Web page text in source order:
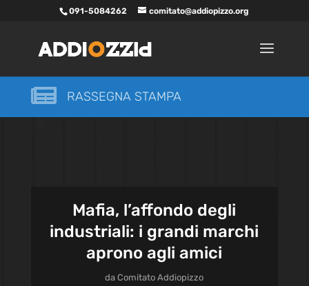
091-5084262 comitato@addiopizzo.org
 RASSEGNA STAMPA
Mafia, l’affondo degli
industriali: i grandi marchi
aprono agli amici
daComitato Addiopizzo